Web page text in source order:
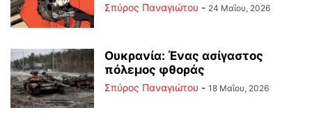
Σπύρος Παναγιώτου - 24 Μαΐου, 2026
Ουκρανία: Ένας ασίγαστος
πόλεμος φθοράς
Σπύρος Παναγιώτου - 18 Μαΐου, 2026